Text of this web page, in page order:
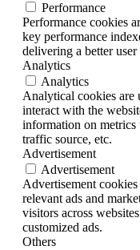
Performance
Performance cookies
key performance
delivering a better
Analytics
Analytics
Analytical cookies are
interact with the
information on metrics
traffic source, etc.
Advertisement
Advertisement
Advertisement
relevant ads and
visitors across
customized ads.
Others